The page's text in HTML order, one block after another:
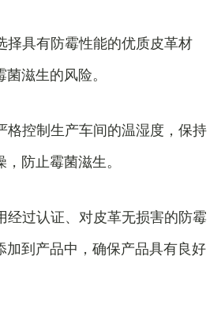
择具有防霉性能的优质皮革材
滋生的风险。
格控制生产车间的温湿度，保持
防止霉菌滋生。
经过认证、对皮革无损害的防霉
加到产品中，确保产品具有良好